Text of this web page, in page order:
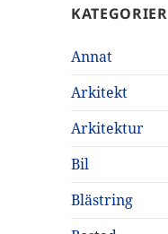
KATEGORIER
Annat
Arkitekt
Arkitektur
Bil
Blästring